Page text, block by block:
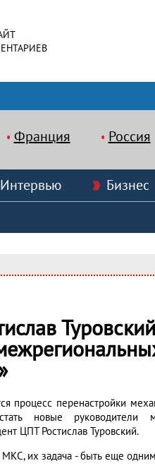
Франция Россия
Интервью Бизнес
процесс перенастройки
новые руководители
ЦПТ Ростислав Туровский.
их задача - быть еще